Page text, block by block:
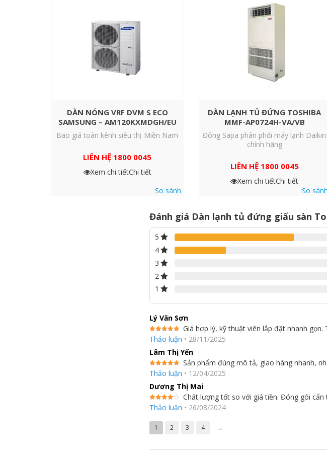
Được lắp dưới cửa sổ để làm mát căn phòng, giúp tiết kiệm không gian lắp đặt.
Cập nhật công nghệ hiện đại nhất, đem lại hiệu quả làm mát tối ưu mà vẫn đảm bảo
Thiết kế quạt và ống nước đơn giản giúp việc bảo trì thiết bị dễ dàng, nhanh gọn.
DÀN NÓNG VRF DVM S ECO
SAMSUNG – AM120KXMDGH/EU
Bao giá toàn kênh siêu thị Miền Nam
LIÊN HỆ 1800 0045
Xem chi tiếtChi tiết
So sánh
DÀN LẠNH TỦ ĐỨNG TOSHIBA
MMF-AP0724H-VA/VB
Đông Sapa phân phối máy lạnh Daikin
chính hãng
LIÊN HỆ 1800 0045
Xem chi tiếtChi tiết
So sánh
Đánh giá Dàn lạnh tủ đứng giấu sàn
5
4
3
2
1
Lý Văn Sơn
Được xếp
hạng5 5
Giá hợp lý, kỹ thuật viên lắp đặt nhanh gọn.
Thảo luận • 28/11/2025
Lâm Thị Yến
Được xếp
hạng5 5
Sản phẩm đúng mô tả, giao hàng nhanh,
Thảo luận • 12/04/2025
Dương Thị Mai
Được
xếp hạng
Chất lượng tốt so với giá tiền. Đóng gói cẩn
Thảo luận • 26/08/2024
1 2 3 4 →